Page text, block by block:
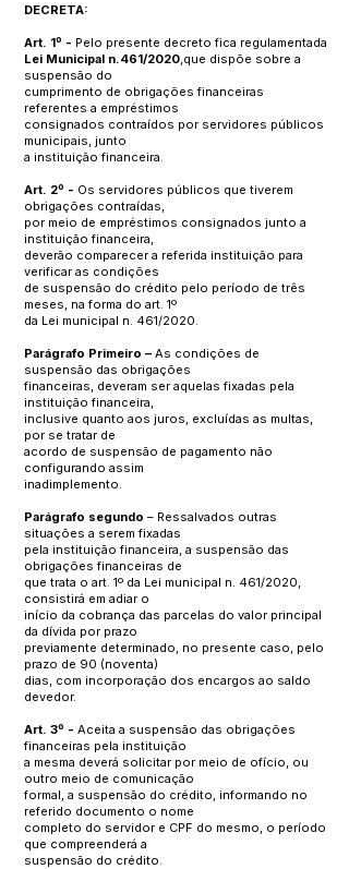
DECRETA:
Art. 1º - Pelo presente decreto fica regulamentada
Lei Municipal n.461/2020,que dispõe sobre a
suspensão do
cumprimento de obrigações financeiras
referentes a empréstimos
consignados contraídos por servidores públicos
municipais, junto
a instituição financeira.
Art. 2º - Os servidores públicos que tiverem
obrigações contraídas,
por meio de empréstimos consignados junto a
instituição financeira,
deverão comparecer a referida instituição para
verificar as condições
de suspensão do crédito pelo período de três
meses, na forma do art. 1º
da Lei municipal n. 461/2020.
Parágrafo Primeiro – As condições de
suspensão das obrigações
financeiras, deveram ser aquelas fixadas pela
instituição financeira,
inclusive quanto aos juros, excluídas as multas,
por se tratar de
acordo de suspensão de pagamento não
configurando assim
inadimplemento.
Parágrafo segundo – Ressalvados outras
situações a serem fixadas
pela instituição financeira, a suspensão das
obrigações financeiras de
que trata o art. 1º da Lei municipal n. 461/2020,
consistirá em adiar o
início da cobrança das parcelas do valor principal
da dívida por prazo
previamente determinado, no presente caso, pelo
prazo de 90 (noventa)
dias, com incorporação dos encargos ao saldo
devedor.
Art. 3º - Aceita a suspensão das obrigações
financeiras pela instituição
a mesma deverá solicitar por meio de ofício, ou
outro meio de comunicação
formal, a suspensão do crédito, informando no
referido documento o nome
completo do servidor e CPF do mesmo, o período
que compreenderá a
suspensão do crédito.